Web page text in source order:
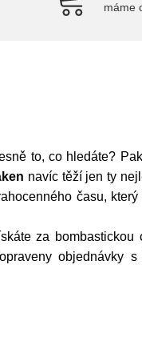
máme
to, co hledáte?
navíc těží jen ty
času,
za bombastickou
objednávky